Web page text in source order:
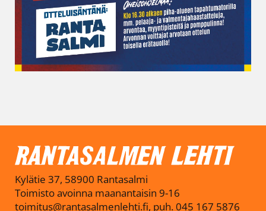
Kylätie 37, 58900 Rantasalmi
Toimisto avoinna maanantaisin 9-16
toimitus@rantasalmenlehti.fi, puh. 045 167 5876